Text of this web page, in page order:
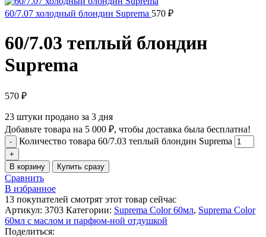
60/7.07 холодный блондин Suprema 570 ₽
60/7.03 теплый блондин
Suprema
570 ₽
23 штуки продано за 3 дня
Добавьте товара на 5 000 ₽, чтобы доставка была бесплатна!
Количество товара 60/7.03 теплый блондин Suprema
В корзину Купить сразу
Сравнить
В избранное
13 покупателей смотрят этот товар сейчас
Артикул: 3703 Категории: Suprema Color 60мл, Suprema Color
60мл c маслом и парфюм-ной отдушкой
Поделиться: